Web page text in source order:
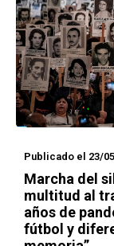
Publicado el 23/
Marcha del
multitud al
años de
fútbol y